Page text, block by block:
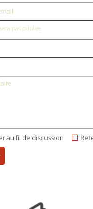
pas publiée
au fil de discussion